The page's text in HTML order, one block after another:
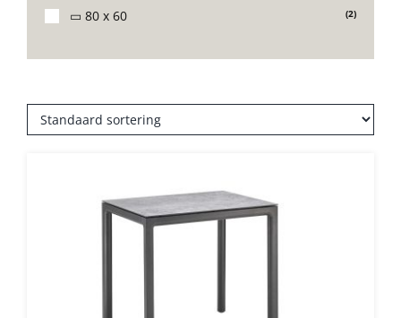
Deck Chairs + voetbanken
Ligbedden
▭ 80 x 60
(2)